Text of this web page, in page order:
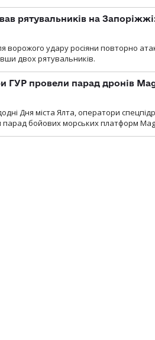
рятувальників на
ворожого удару росіяни повторно
двох рятувальників.
ГУР провели парад дронів
Дня міста Ялта, оператори
парад бойових морських платформ